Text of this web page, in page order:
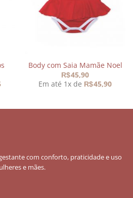
Body com Saia Mamãe Noel
R$45,90
Em até 1x de R$45,90
com conforto, praticidade e uso
e mães.